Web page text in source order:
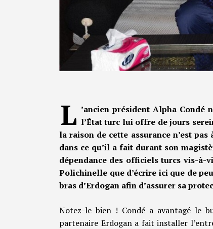
L ’ancien président Alpha Condé
l’État turc lui offre de jours
la raison de cette assurance n’est
dans ce qu’il a fait durant son
dépendance des officiels turcs vis-à-
Polichinelle que d’écrire ici que de
bras d’Erdogan afin d’assurer sa
Notez-le bien ! Condé a avantagé le
partenaire Erdogan a fait installer